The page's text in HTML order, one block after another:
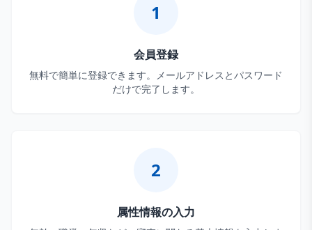
1
会員登録
無料で簡単に登録できます。メールアドレスとパスワード
だけで完了します。
2
属性情報の入力